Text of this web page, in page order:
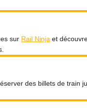
sur Rail Ninja et
des billets de train